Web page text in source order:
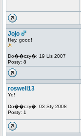
Jojo
Hey, good!
Do��czy�: 19 Lis 2007
Posty: 8
roswell13
Yo!
Do��czy�: 03 Sty 2008
Posty: 1